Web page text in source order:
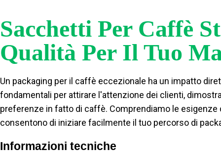
Sacchetti Per Caffè
Qualità Per Il Tuo
Un packaging per il caffè eccezionale ha un impatto
fondamentali per attirare l'attenzione dei clienti,
preferenze in fatto di caffè. Comprendiamo le
consentono di iniziare facilmente il tuo percorso di
Informazioni tecniche